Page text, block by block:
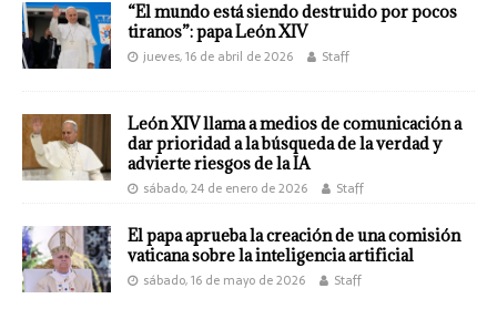
“El mundo está siendo destruido por pocos
tiranos”: papa León XIV
jueves, 16 de abril de 2026 Staff
León XIV llama a medios de comunicación a
dar prioridad a la búsqueda de la verdad y
advierte riesgos de la IA
sábado, 24 de enero de 2026 Staff
El papa aprueba la creación de una comisión
vaticana sobre la inteligencia artificial
sábado, 16 de mayo de 2026 Staff